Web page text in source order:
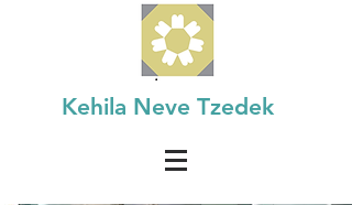
Kehila Neve Tzedek